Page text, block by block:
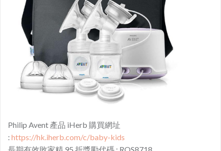
Philip Avent 產品 iHerb 購買網址
: https://hk.iherb.com/c/baby-kids